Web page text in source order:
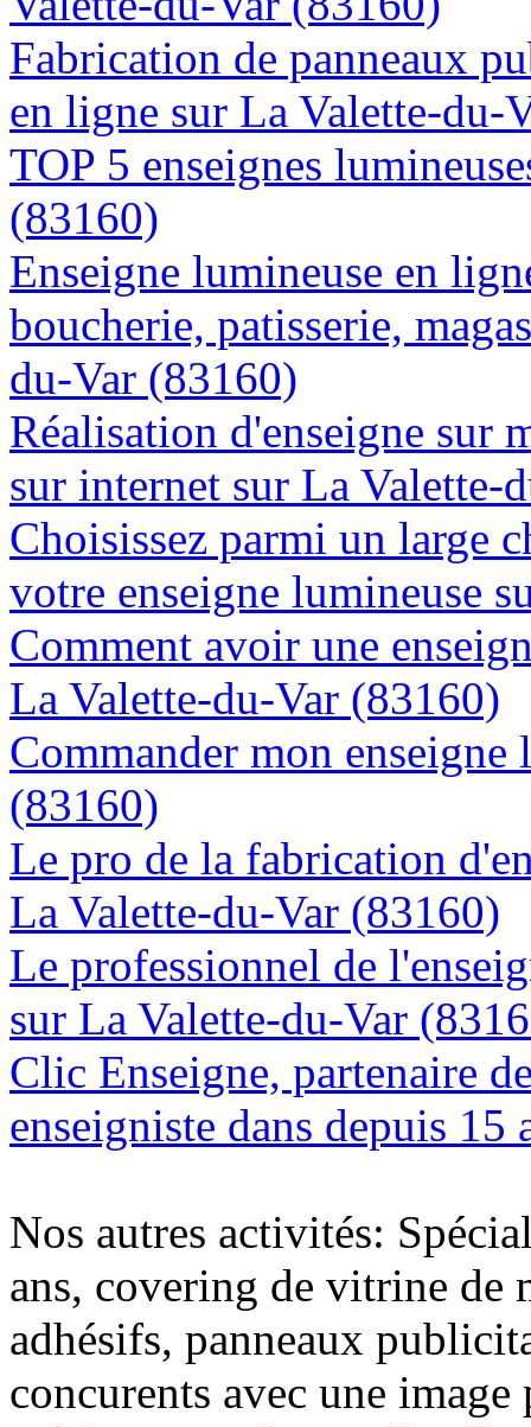
Fabrication de panneaux
en ligne sur La Valette-du-
TOP 5 enseignes
(83160)
Enseigne lumineuse en
boucherie, patisserie,
du-Var (83160)
Réalisation d'enseigne sur
sur internet sur La Valette-
Choisissez parmi un large
votre enseigne lumineuse
Comment avoir une
La Valette-du-Var (83160)
Commander mon
(83160)
Le pro de la fabrication
La Valette-du-Var (83160)
Le professionnel de
sur La Valette-du-Var
Clic Enseigne, partenaire
enseigniste dans depuis
Nos autres activités:
ans, covering de vitrine de
adhésifs, panneaux
concurents avec une